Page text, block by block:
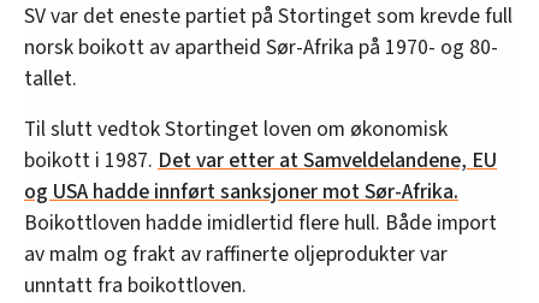
SV var det eneste partiet på Stortinget som krevde full
norsk boikott av apartheid Sør-Afrika på 1970- og 80-
tallet.
Til slutt vedtok Stortinget loven om økonomisk
boikott i 1987. Det var etter at Samveldelandene, EU
og USA hadde innført sanksjoner mot Sør-Afrika.
Boikottloven hadde imidlertid flere hull. Både import
av malm og frakt av raffinerte oljeprodukter var
unntatt fra boikottloven.